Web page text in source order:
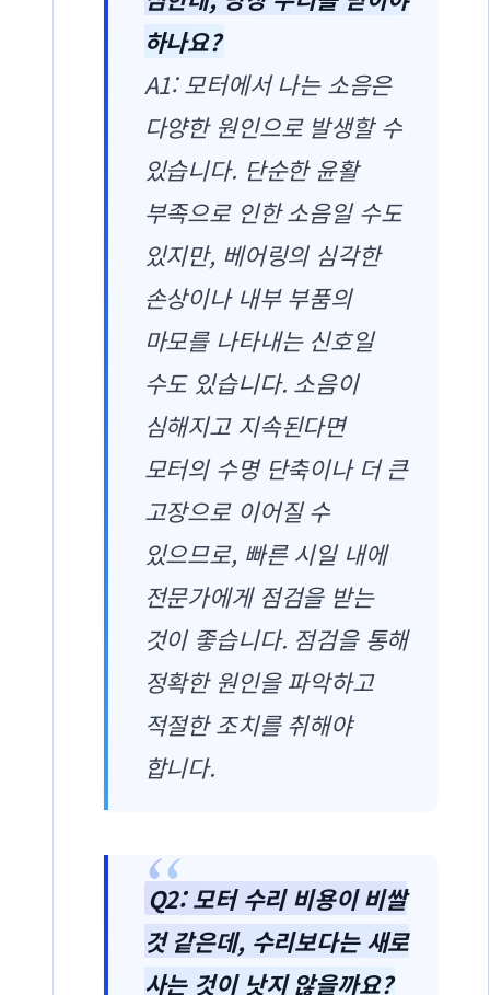
하나요?
A1: 모터에서 나는 소음은
다양한 원인으로 발생할 수
있습니다. 단순한 윤활
부족으로 인한 소음일 수도
있지만, 베어링의 심각한
손상이나 내부 부품의
마모를 나타내는 신호일
수도 있습니다. 소음이
심해지고 지속된다면
모터의 수명 단축이나 더 큰
고장으로 이어질 수
있으므로, 빠른 시일 내에
전문가에게 점검을 받는
것이 좋습니다. 점검을 통해
정확한 원인을 파악하고
적절한 조치를 취해야
합니다.
Q2: 모터 수리 비용이 비쌀
것 같은데, 수리보다는 새로
사는 것이 낫지 않을까요?